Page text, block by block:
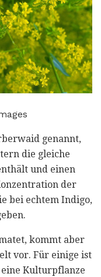
genannt,
die gleiche
und einen
der
bei echtem Indigo,
kommt aber
vor. Für einige ist
eine Kulturpflanze